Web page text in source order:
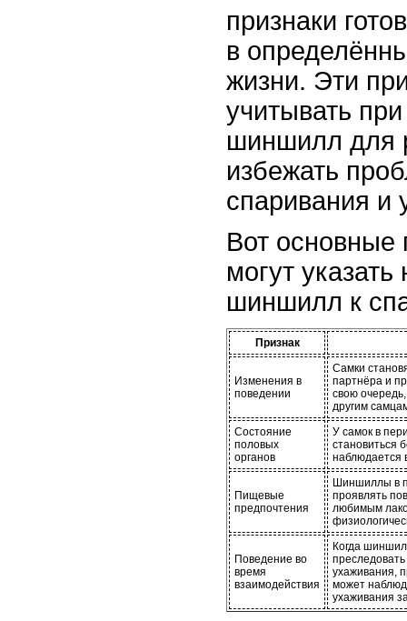
признаки
в
жизни. Эти
учитывать
шиншилл для
избежать
спаривания и
Вот основные
могут указать
шиншилл к
Признак
Изменения в
поведении
Самки
партнёра и
свою
другим
Состояние
половых
органов
У самок в
становиться
наблюдается
Пищевые
предпочтения
Шиншиллы в
проявлять
любимым
Поведение во
время
взаимодействия
Когда
ухаживания,
может
ухаживания